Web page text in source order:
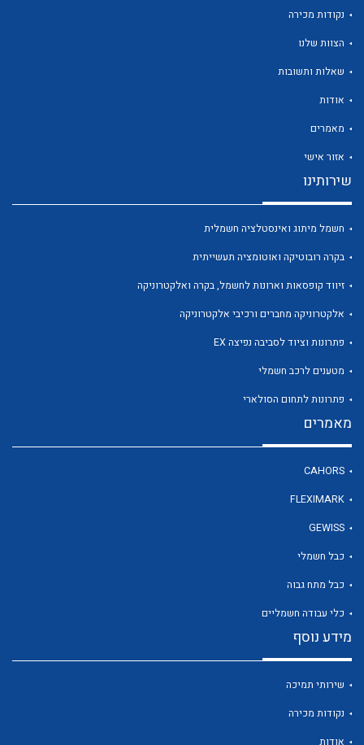
לכל מוצרי היצרן
נקודות מכירה
הצוות שלנו
שאלות ותשובות
אודות
מאמרים
אזור אישי
שירותינו
חשמל מיתוג ואינסטלציה חשמלית
בקרה רובוטיקה ואוטומציה תעשייתית
זיווד קופסאות וארונות לחשמל, בקרה ואלקטרוניקה
אלקטרוניקה מחברים ורכיבי אלקטרוניקה
פתרונות וציוד לסביבה נפיצה EX
מטענים לרכב חשמלי
פתרונות לתחום הסולארי
מאמרים
CAHORS
FLEXIMARK
GEWISS
כבל חשמלי
כבל מתח גבוה
כלי עבודה חשמליים
מידע נוסף
שירותי תמיכה
נקודות מכירה
אודות